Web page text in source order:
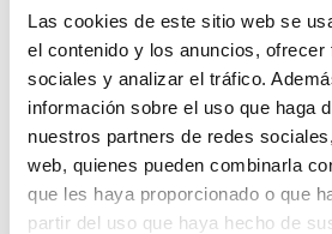
Las cookies de este sitio web se
el contenido y los anuncios, ofrecer
sociales y analizar el tráfico.
información sobre el uso que haga
nuestros partners de redes
web, quienes pueden combinarla
que les haya proporcionado o que
partir del uso que haya hecho de
01/03/2011
GIZALAN
Con fecha 25 de febrero,
colgado en su página web
las fechas de publicación
siguientes adjudicaciones